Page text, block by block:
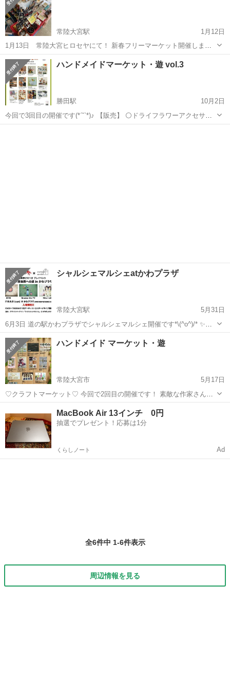
常陸大宮駅
1月12日
1月13日 常陸大宮ヒロセヤにて！ 新春フリーマーケット開催しま
す。 常陸大宮ヒロセヤ、今年最初のフリーマーケット です♪ 刃物 衣
服 工具類 日用雑貨 植木類 アクセサリー用品、小物 骨董品など
様々な商品があります。 一...
茨城 常陸大宮市 常陸大宮駅 フリーマーケット
ハンドメイドマーケット・遊 vol.3
勝田駅
10月2日
今回で3回目の開催です(*ˊ˘ˋ*)♪ 【販売】 ⚪ドライフラワーアクセサリ
ー⚪編み物 ⚪バルーンアート⚪木のピアスやイヤリング ⚪アクセサリ
シャルシェマルシェatかわプラザ
常陸大宮駅
5月31日
6月3日 道の駅かわプラザでシャルシェマルシェ開催です*\(^o^)/* ✨ご
じゃっぺ音楽祭への道inかわプラザ✨ ごじゃっぺ音楽祭×シャルシェマ
ルシェです！ 10時から15時 普段のシャルシェマルシェとは違った感
じ...
茨城 常陸大宮市 常陸大宮駅 フリーマーケット
シーグラス
ハンドメイド マーケット・遊
常陸大宮市
5月17日
♡クラフトマーケット♡ 今回で2回目の開催です！ 素敵な作家さんが
出店しまーす♪♪ 『 販売』 ・粘土多肉 ・オルゴナイト ・スイーツデコ
・レジンアクセサリー ・魔法の杖 ・ヘアアクセサリー ・木のアクセ
サリー ・ア...
フリーマーケット スイーツデコ
MacBook Air 13インチ 0円
抽選でプレゼント！応募は1分
くらしノート Ad
全6件中 1-6件表示
周辺情報を見る